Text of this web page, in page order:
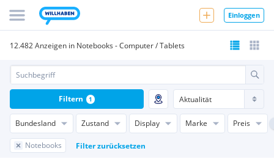
Einloggen
12.482 Anzeigen in Notebooks - Computer / Tablets
Bundesland Zustand Display Marke Preis
Notebooks Filter zurücksetzen
Filtern 1